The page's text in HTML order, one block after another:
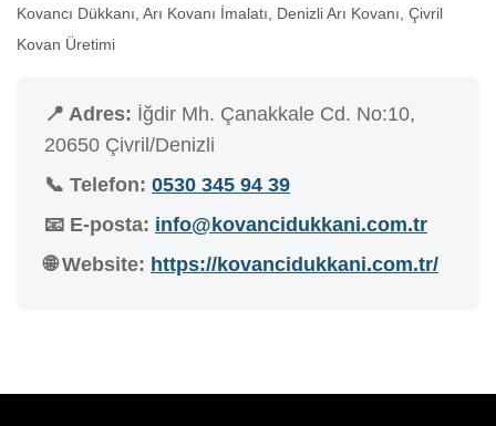
Kovancı Dükkanı, Arı Kovanı İmalatı, Denizli Arı Kovanı, Çivril
Kovan Üretimi
📍 Adres: İğdir Mh. Çanakkale Cd. No:10,
20650 Çivril/Denizli
📞 Telefon: 0530 345 94 39
📧 E-posta: info@kovancidukkani.com.tr
🌐 Website: https://kovancidukkani.com.tr/